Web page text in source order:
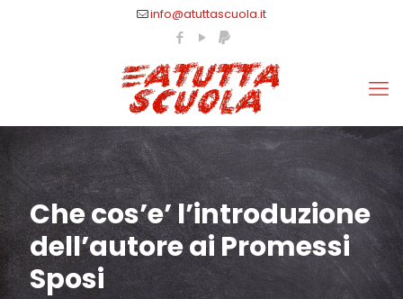
info@atuttascuola.it
Che cos’e’ l’introduzione
dell’autore ai Promessi
Sposi